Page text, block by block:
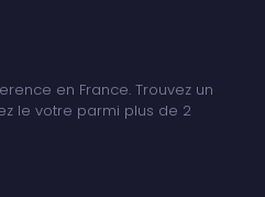
en France. Trouvez un
le votre parmi plus de 2